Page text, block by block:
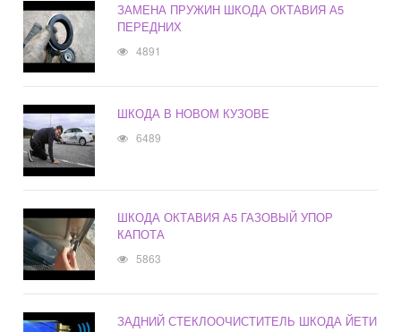
ЗАМЕНА ПРУЖИН ШКОДА ОКТАВИЯ А5
ПЕРЕДНИХ
4891
ШКОДА В НОВОМ КУЗОВЕ
6489
ШКОДА ОКТАВИЯ А5 ГАЗОВЫЙ УПОР
КАПОТА
5863
ЗАДНИЙ СТЕКЛООЧИСТИТЕЛЬ ШКОДА ЙЕТИ